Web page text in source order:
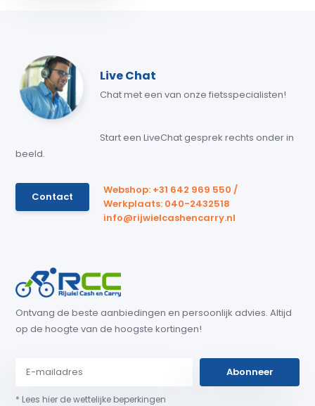
Live Chat
Chat met een van onze fietsspecialisten!
Start een LiveChat gesprek rechts onder in
beeld.
Contact
Webshop: +31 642 969 550 /
Werkplaats: 040-2432518
info@rijwielcashencarry.nl
Ontvang de beste aanbiedingen en persoonlijk advies. Altijd
op de hoogte van de hoogste kortingen!
Abonneer
* Lees hier de wettelijke beperkingen